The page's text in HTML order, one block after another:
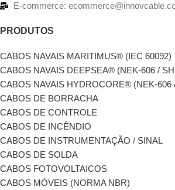
E-commerce:
PRODUTOS
CABOS NAVAIS MARITIMUS® (IEC 60092)
CABOS NAVAIS DEEPSEA® (NEK-606 /
CABOS NAVAIS HYDROCORE® (NEK-606
CABOS DE BORRACHA
CABOS DE CONTROLE
CABOS DE INCÊNDIO
CABOS DE INSTRUMENTAÇÃO / SINAL
CABOS DE SOLDA
CABOS FOTOVOLTAICOS
CABOS MÓVEIS (NORMA NBR)